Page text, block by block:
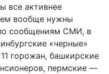
все активнее
вообще нужны
сообщениям СМИ, в
«черные»
горожан, башкирские
пермские —